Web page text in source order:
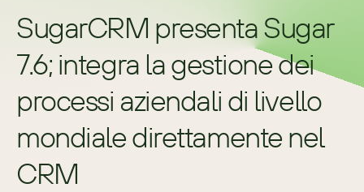
SugarCRM presenta Sugar
7.6; integra la gestione dei
processi aziendali di livello
mondiale direttamente nel
CRM